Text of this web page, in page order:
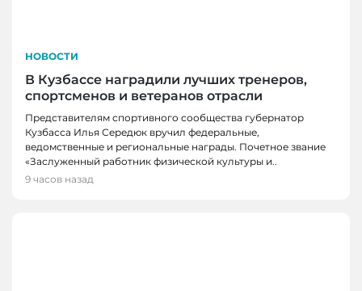
НОВОСТИ
В Кузбассе наградили лучших тренеров,
спортсменов и ветеранов отрасли
Представителям спортивного сообщества губернатор
Кузбасса Илья Середюк вручил федеральные,
ведомственные и региональные награды. Почетное звание
«Заслуженный работник физической культуры и..
9 часов назад